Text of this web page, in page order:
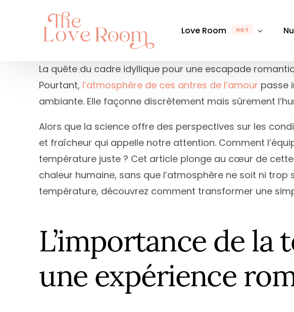
Love Room HOT
Par région
Bourgogne-Franche-Comté
Centre-Val de Loire
Grand Est
Île de France
Normandie
Occitanie
La quête du cadre idyllique pour une escapade
Pourtant, l’atmosphère de ces antres de l’amour passe
ambiante. Elle façonne discrètement mais sûrement
Alors que la science offre des perspectives sur les
et fraîcheur qui appelle notre attention. Comment
température juste ? Cet article plonge au cœur de
chaleur humaine, sans que l’atmosphère ne soit ni
température, découvrez comment transformer une
L’importance de
une expérience